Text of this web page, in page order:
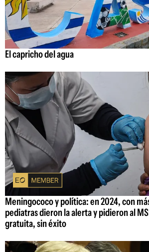
El capricho del agua
Meningococo y política: en 2024, con
pediatras dieron la alerta y pidieron al
gratuita, sin éxito